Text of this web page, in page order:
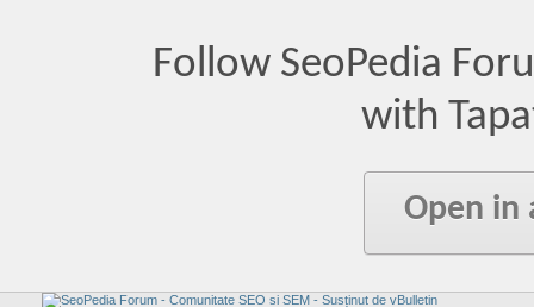
Follow SeoPedia
with
Open in